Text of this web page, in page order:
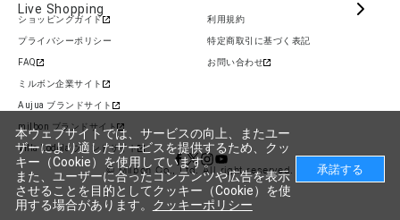
COLOR GADGET ALANOUS
Cosmetics
Beauty Care Styling Supplement
Live Shopping
ショッピングガイド
プライバシーポリシー
FAQ
ミルボン企業サイト
Aujua ブランドサイト
milbon ブランドサイト
Villa Lodola ブランドサイト
利用規約
特定商取引に基づく表記
お問い合わせ
© Milbon Co., Ltd. All right reserved.
本ウェブサイトでは、サービスの向上、またユー
ザーにより適したサービスを提供するため、クッ
キー（Cookie）を使用しています。
また、ユーザーに合ったコンテンツや広告を表示
させることを目的としてクッキー（Cookie）を使
用する場合があります。 クッキーポリシー